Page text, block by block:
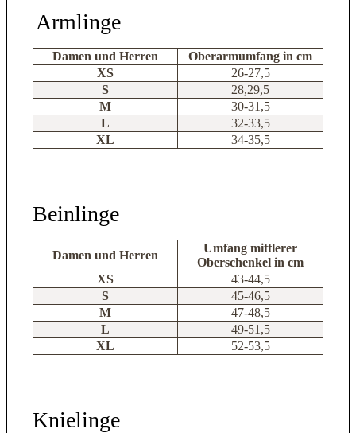
Armlinge
Damen und Herren
Oberarmumfang in cm
XS
26-27,5
S
28,29,5
M
30-31,5
L
32-33,5
XL
34-35,5
Beinlinge
Damen und Herren
Umfang mittlerer
Oberschenkel in cm
XS
43-44,5
S
45-46,5
M
47-48,5
L
49-51,5
XL
52-53,5
Knielinge